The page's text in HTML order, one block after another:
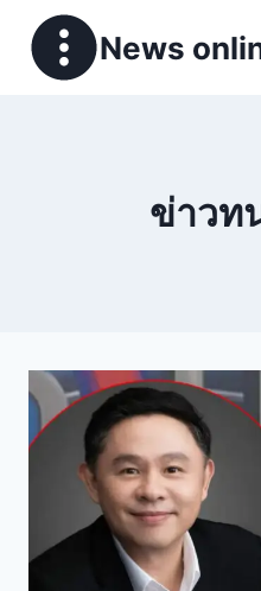
News
ข่าวท